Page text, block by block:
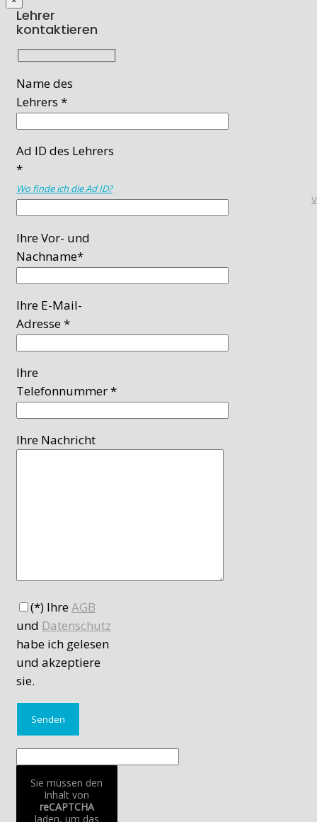
Lehrer
kontaktieren
Name des
Lehrers *
Ad ID des Lehrers
*
Wo finde ich die Ad ID?
Ihre Vor- und
Nachname*
Ihre E-Mail-
Adresse *
Ihre
Telefonnummer *
Ihre Nachricht
(*) IhreAGB
und Datenschutz
habe ich gelesen
und akzeptiere
sie.
Sie müssen den
Inhalt von
reCAPTCHA
laden, um das